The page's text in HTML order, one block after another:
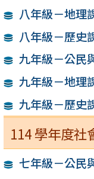
八年級－地理
八年級－歷史
九年級－公民
九年級－地理
九年級－歷史
114 學年度社
七年級－公民